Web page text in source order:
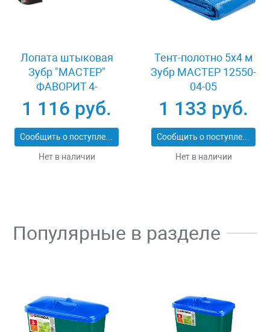
Лопата штыковая
Зубр "МАСТЕР"
ФАВОРИТ 4-
39502_z01
1 116 руб.
Сообщить о поступлении
Нет в наличии
Тент-полотно 5x4 м
Зубр МАСТЕР 12550-
04-05
1 133 руб.
Сообщить о поступлении
Нет в наличии
Популярные в разделе